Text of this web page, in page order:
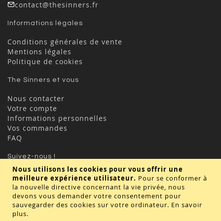
Nous utilisons les cookies pour vous offrir une
meilleure expérience utilisateur. Pour se conformer à
la nouvelle directive concernant la vie privée, nous
devons vous demander votre consentement pour
sauvegarder des cookies sur votre ordinateur. En savoir
plus.
contact@thesinners.fr
Informations légales
Conditions générales de vente
Mentions légales
Politique de cookies
The Sinners et vous
Nous contacter
Votre compte
Informations personnelles
Vos commandes
FAQ
Suivez-nous !